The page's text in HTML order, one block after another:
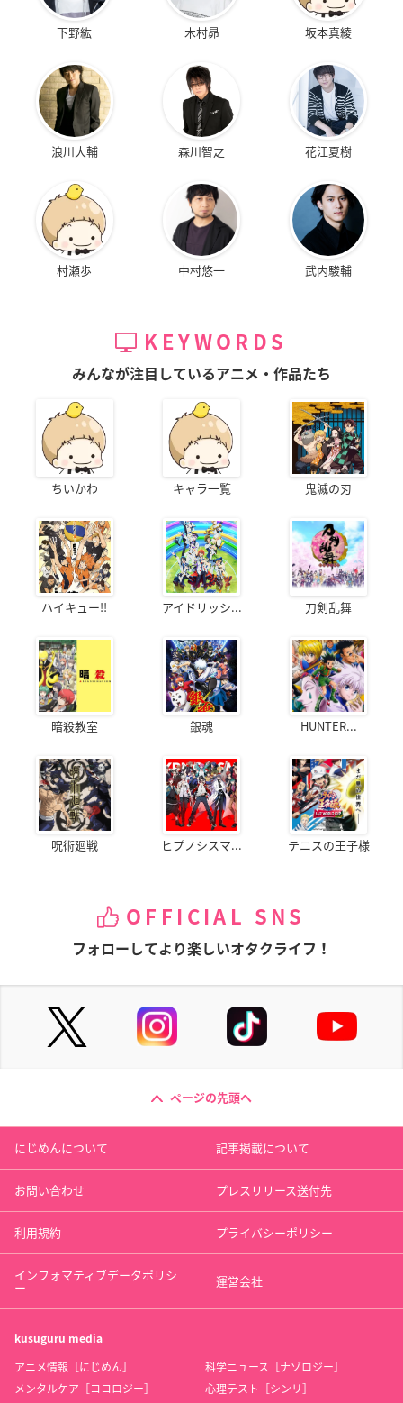
下野紘 木村昴 坂本真綾
浪川大輔 森川智之 花江夏樹
村瀬歩 中村悠一 武内駿輔
KEYWORDS
みんなが注目しているアニメ・作品たち
ちいかわ キャラ一覧 鬼滅の刃
ハイキュー!! アイドリッシ... 刀剣乱舞
暗殺教室 銀魂 HUNTER...
呪術廻戦 ヒプノシスマ... テニスの王子様
OFFICIAL SNS
フォローしてより楽しいオタクライフ！
ページの先頭へ
にじめんについて 記事掲載について
お問い合わせ プレスリリース送付先
利用規約 プライバシーポリシー
インフォマティブデータポリシ
ー 運営会社
kusuguru media
アニメ情報［にじめん］
科学ニュース［ナゾロジー］
メンタルケア［ココロジー］
心理テスト［シンリ］